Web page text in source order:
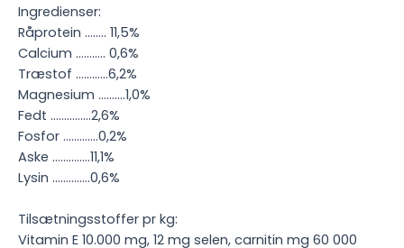
Ingredienser:
Råprotein …….. 11,5%
Calcium ……….. 0,6%
Træstof …………6,2%
Magnesium ……….1,0%
Fedt ……………2,6%
Fosfor ………….0,2%
Aske …………..11,1%
Lysin …………..0,6%
Tilsætningsstoffer pr kg:
Vitamin E 10.000 mg, 12 mg selen, carnitin mg 60 000